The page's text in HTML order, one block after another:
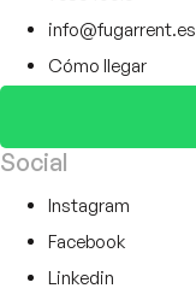
info@fugarrent.es
Cómo llegar
Social
Instagram
Facebook
Linkedin